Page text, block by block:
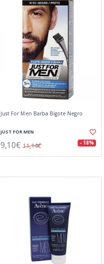
Just For Men Barba Bigote Negro
JUST FOR MEN
9,10€ 11,14€ - 18%